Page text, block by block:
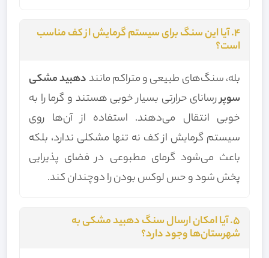
۴. آیا این سنگ برای سیستم گرمایش از کف مناسب
است؟
بله، سنگ‌های طبیعی و متراکم ماننددهبید مشکی
سوپررسانای حرارتی بسیار خوبی هستند و گرما را به
خوبی انتقال می‌دهند. استفاده از آن‌ها روی
سیستم گرمایش از کف نه تنها مشکلی ندارد، بلکه
باعث می‌شود گرمای مطبوعی در فضای پذیرایی
پخش شود و حس لوکس بودن را دوچندان کند.
۵. آیا امکان ارسال سنگ دهبید مشکی به
شهرستان‌ها وجود دارد؟